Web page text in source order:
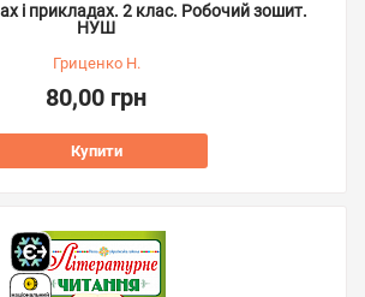
і прикладах. 2 клас. Робочий зошит.
НУШ
Гриценко Н.
80,00 грн
Купити